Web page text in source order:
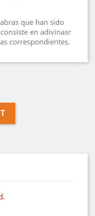
que han sido
en adivinasr
correspondientes.